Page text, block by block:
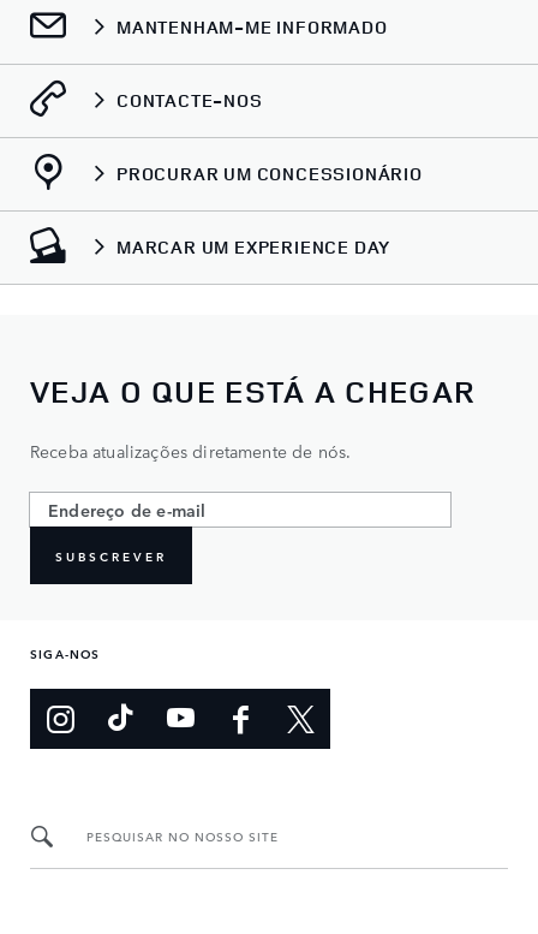
MANTENHAM-ME INFORMADO
CONTACTE-NOS
PROCURAR UM CONCESSIONÁRIO
MARCAR UM EXPERIENCE DAY
VEJA O QUE ESTÁ A CHEGAR
Receba atualizações diretamente de nós.
SUBSCREVER
SIGA-NOS
PESQUISAR NO NOSSO SITE